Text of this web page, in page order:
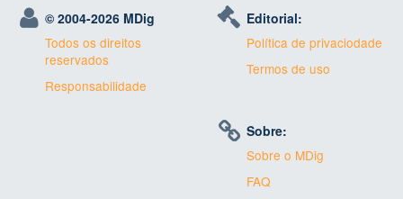
© 2004-2026 MDig
Todos os direitos
reservados
Responsabilidade
Editorial:
Política de privaciodade
Termos de uso
Sobre:
Sobre o MDig
FAQ